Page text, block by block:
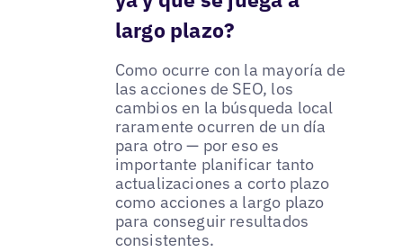
largo plazo?
Como ocurre con la mayoría de
las acciones de SEO, los
cambios en la búsqueda local
raramente ocurren de un día
para otro — por eso es
importante planificar tanto
actualizaciones a corto plazo
como acciones a largo plazo
para conseguir resultados
consistentes.